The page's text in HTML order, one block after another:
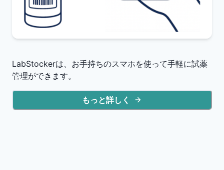
LabStockerは、お手持ちのスマホを使って手軽に試薬
管理ができます。
もっと詳しく